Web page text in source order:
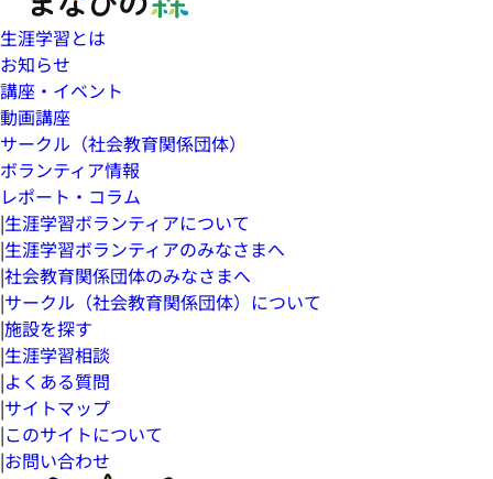
生涯学習とは
お知らせ
講座・イベント
動画講座
サークル（社会教育関係団体）
ボランティア情報
レポート・コラム
|生涯学習ボランティアについて
|生涯学習ボランティアのみなさまへ
|社会教育関係団体のみなさまへ
|サークル（社会教育関係団体）について
|施設を探す
|生涯学習相談
|よくある質問
|サイトマップ
|このサイトについて
|お問い合わせ